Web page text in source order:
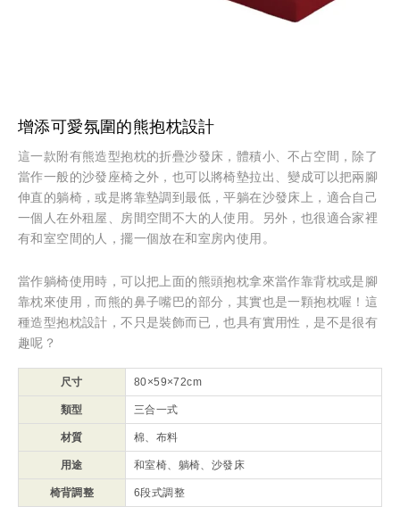
增添可愛氛圍的熊抱枕設計
這一款附有熊造型抱枕的折疊沙發床，體積小、不占空間，除了
當作一般的沙發座椅之外，也可以將椅墊拉出、變成可以把兩腳
伸直的躺椅，或是將靠墊調到最低，平躺在沙發床上，適合自己
一個人在外租屋、房間空間不大的人使用。另外，也很適合家裡
有和室空間的人，擺一個放在和室房內使用。
當作躺椅使用時，可以把上面的熊頭抱枕拿來當作靠背枕或是腳
靠枕來使用，而熊的鼻子嘴巴的部分，其實也是一顆抱枕喔！這
種造型抱枕設計，不只是裝飾而已，也具有實用性，是不是很有
趣呢？
尺寸 80×59×72cm
類型 三合一式
材質 棉、布料
用途 和室椅、躺椅、沙發床
椅背調整 6段式調整